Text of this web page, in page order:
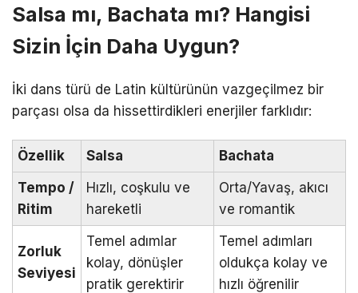
Salsa mı, Bachata mı? Hangisi
Sizin İçin Daha Uygun?
İki dans türü de Latin kültürünün vazgeçilmez bir
parçası olsa da hissettirdikleri enerjiler farklıdır:
Özellik Salsa
Bachata
Tempo /
Ritim
Hızlı, coşkulu ve
hareketli
Orta/Yavaş, akıcı
ve romantik
Zorluk
Seviyesi
Temel adımlar
kolay, dönüşler
pratik gerektirir
Temel adımları
oldukça kolay ve
hızlı öğrenilir